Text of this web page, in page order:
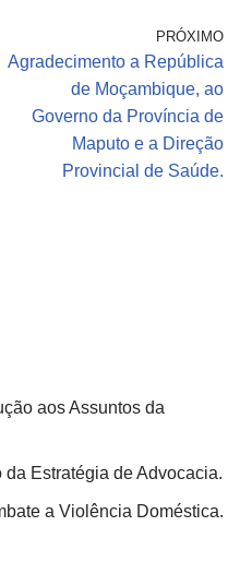
PRÓXIMO
Agradecimento a República
de Moçambique, ao
Governo da Província de
Maputo e a Direção
Provincial de Saúde.
aos Assuntos da
Estratégia de Advocacia.
a Violência Doméstica.